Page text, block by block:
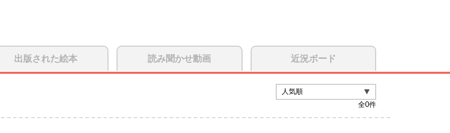
出版された絵本 読み聞かせ動画 近況ボード
全0件